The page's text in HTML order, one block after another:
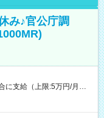
み♪官公庁調
に支給（上限:5万円/月・
1分単位で支給 ※研修中の